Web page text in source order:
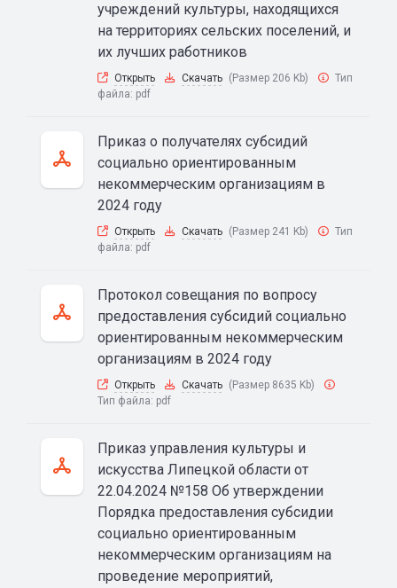
учреждений культуры, находящихся
на территориях сельских поселений, и
их лучших работников
Открыть Скачать (Размер 206 Kb)
Тип
файла: pdf
Приказ о получателях субсидий
социально ориентированным
некоммерческим организациям в
2024 году
Открыть Скачать (Размер 241 Kb)
Тип
файла: pdf
Протокол совещания по вопросу
предоставления субсидий социально
ориентированным некоммерческим
организациям в 2024 году
Открыть Скачать (Размер 8635 Kb)
Тип файла: pdf
Приказ управления культуры и
искусства Липецкой области от
22.04.2024 №158 Об утверждении
Порядка предоставления субсидии
социально ориентированным
некоммерческим организациям на
проведение мероприятий,